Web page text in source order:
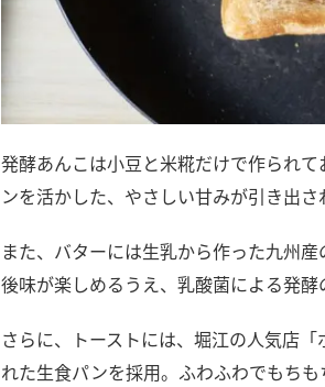
発酵あんこは小豆と米糀だけで作られ
ンを活かした、やさしい甘みが引き出さ
また、バターには生乳から作った九州
後味が楽しめるうえ、乳酸菌による発酵
さらに、トーストには、堀江の人気店
れた生食パンを採用。ふわふわでもち